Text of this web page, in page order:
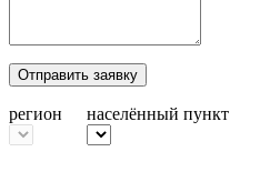
Отправить заявку
регион населённый пункт